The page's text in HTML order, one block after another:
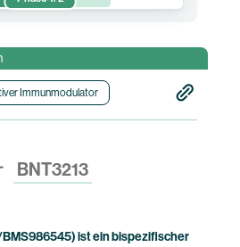
die Sicherheit,
vorläufige klinische
einschließlich der
und in Kombination
Patientinnen und Patienten
Immunmodulator
BNT3213
ist ein bispezifischer